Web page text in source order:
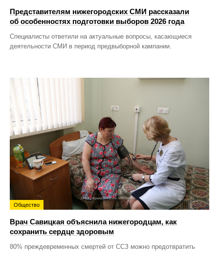
Представителям нижегородских СМИ рассказали
об особенностях подготовки выборов 2026 года
Специалисты ответили на актуальные вопросы, касающиеся
деятельности СМИ в период предвыборной кампании.
Общество
Врач Савицкая объяснила нижегородцам, как
сохранить сердце здоровым
80% преждевременных смертей от ССЗ можно предотвратить